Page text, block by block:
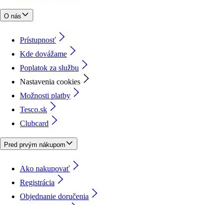
O nás
Prístupnosť
Kde dovážame
Poplatok za službu
Nastavenia cookies
Možnosti platby
Tesco.sk
Clubcard
Pred prvým nákupom
Ako nakupovať
Registrácia
Objednanie doručenia